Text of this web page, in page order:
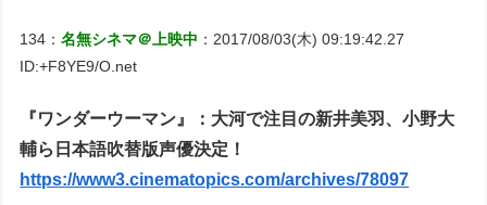
134：名無シネマ＠上映中 ：2017/08/03(木) 09:19:42.27
ID:+F8YE9/O.net
『ワンダーウーマン』：大河で注目の新井美羽、小野大
輔ら日本語吹替版声優決定！
https://www3.cinematopics.com/archives/78097